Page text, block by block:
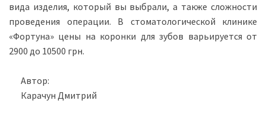
вида изделия, который вы выбрали, а также сложности
проведения операции. В стоматологической клинике
«Фортуна» цены на коронки для зубов варьируется от
2900 до 10500 грн.
Автор:
Карачун Дмитрий